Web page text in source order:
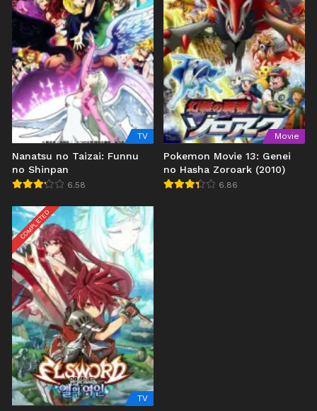
TV
Nanatsu no Taizai: Funnu
no Shinpan
6.58
Movie
Pokemon Movie 13: Genei
no Hasha Zoroark (2010)
6.86
COMPLETED
TV